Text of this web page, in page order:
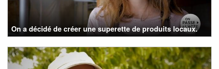
On a décidé de créer une superette de produits locaux.